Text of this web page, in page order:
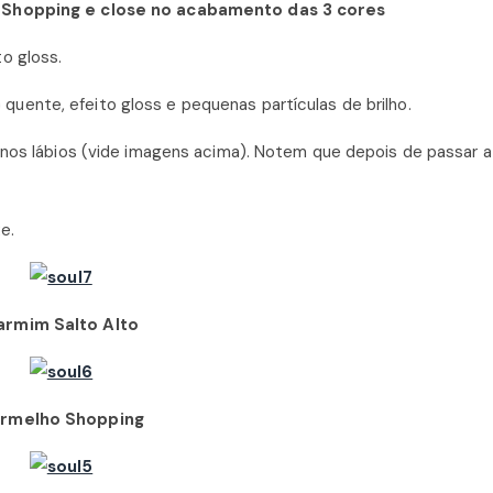
e close no acabamento das 3 cores
gloss.
efeito gloss e pequenas partículas de brilho.
lábios (vide imagens acima). Notem que depois de passar
Salto Alto
Shopping